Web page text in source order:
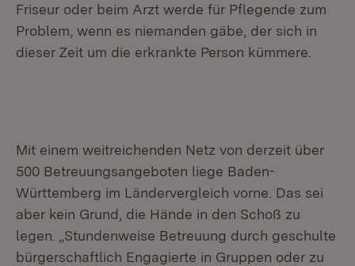
Friseur oder beim Arzt werde für Pflegende zum
Problem, wenn es niemanden gäbe, der sich in
dieser Zeit um die erkrankte Person kümmere.
Mit einem weitreichenden Netz von derzeit über
500 Betreuungsangeboten liege Baden-
Württemberg im Ländervergleich vorne. Das sei
aber kein Grund, die Hände in den Schoß zu
legen. „Stundenweise Betreuung durch geschulte
bürgerschaftlich Engagierte in Gruppen oder zu